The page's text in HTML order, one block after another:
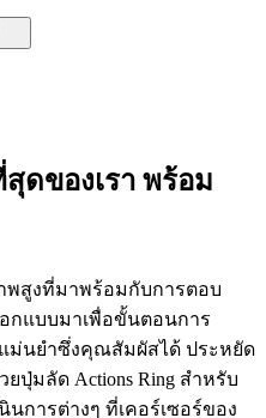
ดของเรา พร้อม
พสูงที่มาพร้อมกับการตอบ
กแบบมาเพื่อขั้นตอนการ
ม่นยำซึ่งคุณสัมผัสได้ ประหยัด
ปุ่มลัด Actions Ring สำหรับ
นการต่างๆ ที่เคอร์เซอร์ของ